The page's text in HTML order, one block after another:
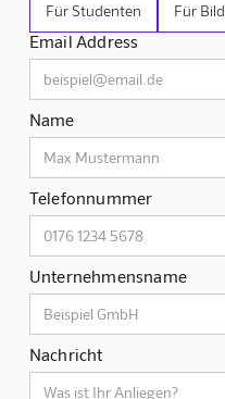
Für Studenten Für
Email Address
Name
Telefonnummer
Unternehmensname
Nachricht